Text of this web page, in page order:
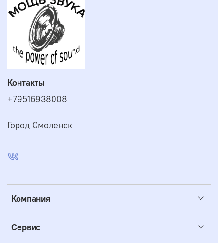
Компания
Сервис
Контакты
+79516938008
Город Смоленск